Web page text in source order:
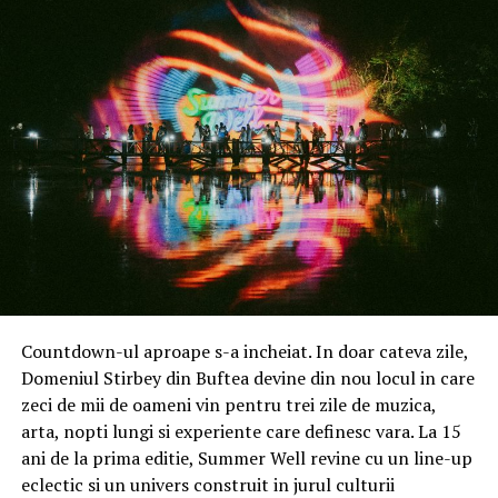
Premiul pentru design reprezintă însă doar una dintre
distincțiile obținute de HONOR Magic V6. La MWC 2026,
modelul a atras atenția publicațiilor internaționale de
tehnologie și s-a regăsit printre cele mai apreciate
lansări ale evenimentului. RedacțiaTechRadari-a
acordat premiul „Best in Show”, descriind HONOR
Magic V6 drept o realizare impresionantă din punct de
vedere tehnologic. Jurnaliștii au remarcat faptul că
profilul extrem de subțire nu a venit în detrimentul
rezistenței, telefonul beneficiind de certificare IP69
pentru protecție împotriva apei și prafului.
Și Android Central Best in Show
”, subliniind
dificultatea tehnică de a integra un nivel atât de ridicat
de protecție într-un smartphone pliabil. Publicația
consideră că modelul se numără printre cele mai reușite
lansări din categoria pliabilelor în 2026.
Countdown-ul aproape s-a incheiat. In doar cateva zile,
Domeniul Stirbey din Buftea devine din nou locul in care
zeci de mii de oameni vin pentru trei zile de muzica,
arta, nopti lungi si experiente care definesc vara. La 15
ani de la prima editie, Summer Well revine cu un line-up
eclectic si un univers construit in jurul culturii